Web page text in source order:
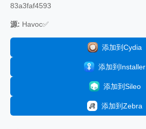
83a3faf4593
源: Havoc✅
添加到Cydia
添加到Installer
添加到Sileo
添加到Zebra